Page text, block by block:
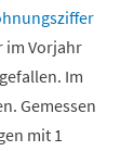
im Vorjahr
Im
Gemessen
mit 1